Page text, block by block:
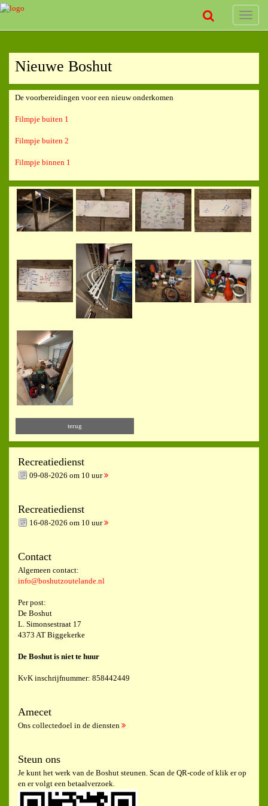
Toggle
Nieuwe Boshut
De voorbereidingen voor een nieuw onderkomen
Filmpje buiten 1
Filmpje buiten 2
Filmpje binnen 1
terug
Recreatiedienst
09-08-2026 om 10 uur
Recreatiedienst
16-08-2026 om 10 uur
Contact
Algemeen contact:
info@boshutzoutelande.nl
Per post:
De Boshut
L. Simonsestraat 17
4373 AT Biggekerke
De Boshut is niet te huur
KvK inschrijfnummer: 858442449
Amecet
Ons collectedoel in de diensten
Steun ons
Je kunt het werk van de Boshut steunen. Scan de QR-code of klik er op
en er volgt een betaalverzoek.